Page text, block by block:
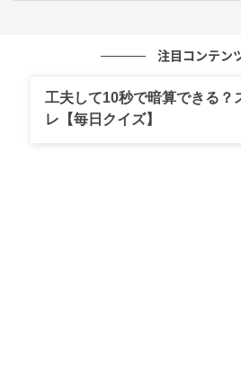
スポンジで軽くトントンとたた
ポイント。A.プリズム・リーブ
ージュ カモフラージュ コンシ
￥4,400（）C.RMK グロウ イル
注目コンテン
工夫して10秒で暗算できる？
レ【毎日クイズ】